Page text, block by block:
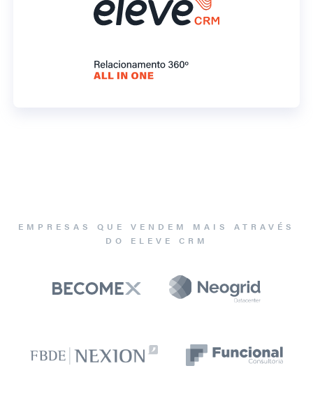
EMPRESAS QUE VENDEM MAIS ATRAVÉS
DO ELEVE CRM